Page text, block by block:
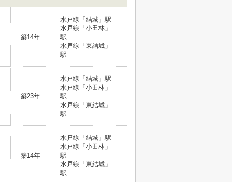
築14年
水戸線「結城」駅
水戸線「小田林」
駅
水戸線「東結城」
駅
築23年
水戸線「結城」駅
水戸線「小田林」
駅
水戸線「東結城」
駅
築14年
水戸線「結城」駅
水戸線「小田林」
駅
水戸線「東結城」
駅